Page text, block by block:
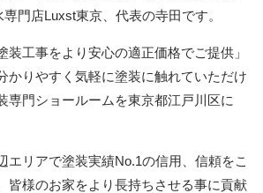
門店Luxst東京、代表の寺田です。
装工事をより安心の適正価格でご提供」
かりやすく気軽に塗装に触れていただけ
専門ショールームを東京都江戸川区に
エリアで塗装実績No.1の信用、信頼をこ
皆様のお家をより長持ちさせる事に貢献